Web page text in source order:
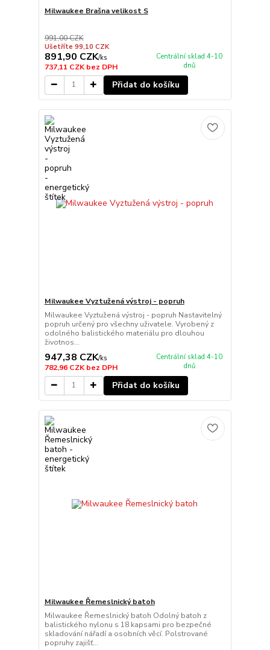
Milwaukee Brašna velikost S
991,00 CZK
Ušetříte 99,10 CZK
891,90 CZK/ks
737,11 CZKbez DPH
Centrální sklad 4-10
dnů
Přidat do košíku
Milwaukee Vyztužená výstroj - popruh
Milwaukee Vyztužená výstroj - popruh Nastavitelný
popruh určený pro všechny uživatele. Vyrobený z
odolného balistického materiálu pro dlouhou
životnos...
947,38 CZK/ks
782,96 CZKbez DPH
Centrální sklad 4-10
dnů
Přidat do košíku
Milwaukee Řemeslnický batoh
Milwaukee Řemeslnický batoh Odolný batoh z
balistického nylonu s 18 kapsami pro bezpečné
skladování nářadí a osobních věcí. Polstrované
popruhy zajišť...